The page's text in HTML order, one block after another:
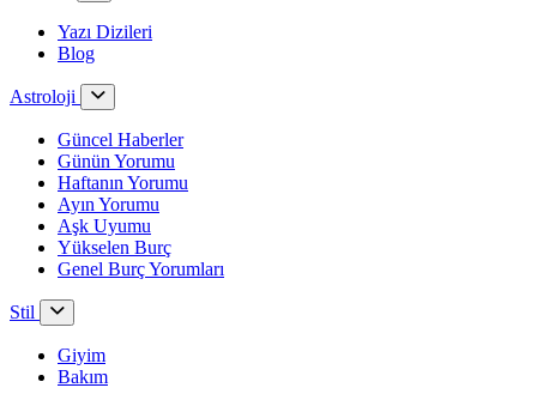
Yazı Dizileri
Blog
Astroloji
Güncel Haberler
Günün Yorumu
Haftanın Yorumu
Ayın Yorumu
Aşk Uyumu
Yükselen Burç
Genel Burç Yorumları
Stil
Giyim
Bakım